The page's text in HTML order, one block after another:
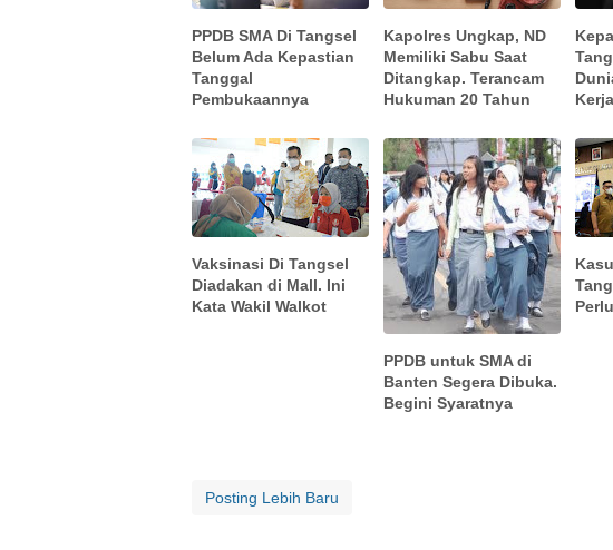
PPDB SMA Di Tangsel
Belum Ada Kepastian
Tanggal
Pembukaannya
Kapolres Ungkap, ND
Memiliki Sabu Saat
Ditangkap. Terancam
Hukuman 20 Tahun
Vaksinasi Di Tangsel
Diadakan di Mall. Ini
Kata Wakil Walkot
PPDB untuk SMA di
Banten Segera Dibuka.
Begini Syaratnya
Posting Lebih Baru